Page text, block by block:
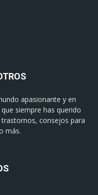
apasionante y en
siempre has querido
consejos para
más.